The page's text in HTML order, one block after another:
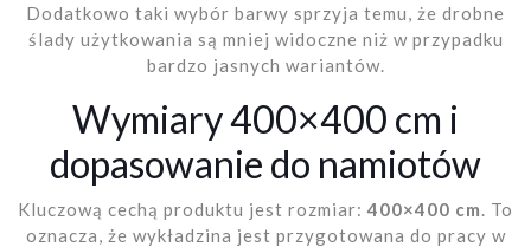
Dodatkowo taki wybór barwy sprzyja temu, że drobne
ślady użytkowania są mniej widoczne niż w przypadku
bardzo jasnych wariantów.
Wymiary 400×400 cm i
dopasowanie do namiotów
Kluczową cechą produktu jest rozmiar: 400×400 cm
. To
oznacza, że wykładzina jest przygotowana do pracy w